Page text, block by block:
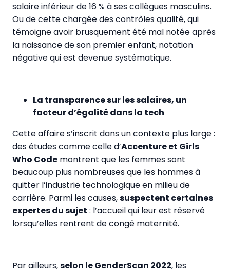
salaire inférieur de 16 % à ses collègues masculins.
Ou de cette chargée des contrôles qualité, qui
témoigne avoir brusquement été mal notée après
la naissance de son premier enfant, notation
négative qui est devenue systématique.
La transparence sur les salaires, un
facteur d’égalité dans la tech
Cette affaire s’inscrit dans un contexte plus large :
des études comme celle d’Accenture et Girls
Who Code montrent que les femmes sont
beaucoup plus nombreuses que les hommes à
quitter l’industrie technologique en milieu de
carrière. Parmi les causes,suspectent certaines
expertes du sujet : l’accueil qui leur est réservé
lorsqu’elles rentrent de congé maternité.
Par ailleurs,selon le GenderScan 2022, les